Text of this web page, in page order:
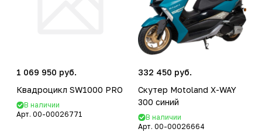
1 069 950 руб.
Квадроцикл SW1000 PRO
В наличии
Арт. 00-00026771
332 450 руб.
Скутер Motoland X-WAY
300 синий
В наличии
Арт. 00-00026664